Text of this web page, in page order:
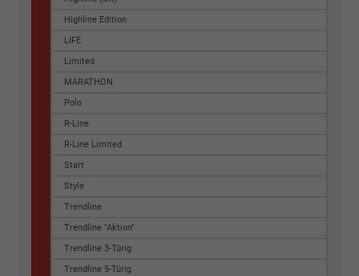
Highline Edition
LIFE
Limited
MARATHON
Polo
R-Line
R-Line Limited
Start
Style
Trendline
Trendline "Aktion"
Trendline 3-Türig
Trendline 5-Türig